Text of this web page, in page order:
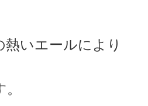
いエールにより